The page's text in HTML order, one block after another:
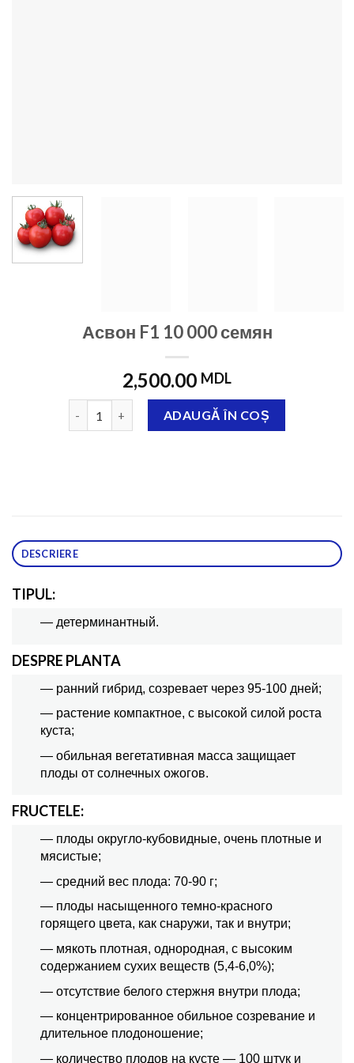
Асвон F1 10 000 семян
2,500.00 MDL
Cantitate Асвон F1 10 000 семян
ADAUGĂ ÎN COȘ
DESCRIERE
TIPUL:
— детерминантный.
DESPRE PLANTA
— ранний гибрид, созревает через 95-100 дней;
— растение компактное, с высокой силой роста
куста;
— обильная вегетативная масса защищает
плоды от солнечных ожогов.
FRUCTELE:
— плоды округло-кубовидные, очень плотные и
мясистые;
— средний вес плода: 70-90 г;
— плоды насыщенного темно-красного
горящего цвета, как снаружи, так и внутри;
— мякоть плотная, однородная, с высоким
содержанием сухих веществ (5,4-6,0%);
— отсутствие белого стержня внутри плода;
— концентрированное обильное созревание и
длительное плодоношение;
— количество плодов на кусте — 100 штук и